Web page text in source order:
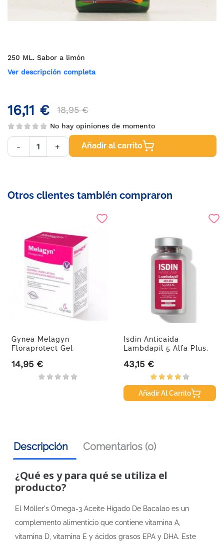
250 ML. Sabor a limón
Ver descripción completa
16,11 € 18,95 €
No hay opiniones de momento
- + Añadir al carrito
Otros clientes también compraron
Gynea Melagyn
Floraprotect Gel
Precio
14,95 €
Isdin Anticaída
Lambdapil 5 Alfa Plus,
Precio
43,15 €
Añadir Al Carrito
Descripción Comentarios (0)
¿Qué es y para qué se utiliza el
producto?
El Möller's Omega-3 Aceite Hígado De Bacalao es un
complemento alimenticio que contiene vitamina A,
vitamina D, vitamina E y ácidos grasos EPA y DHA. Este